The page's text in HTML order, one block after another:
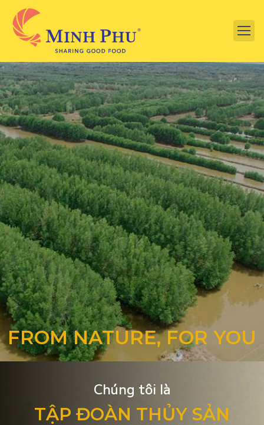
FROM NATURE, FOR YOU
Chúng tôi là
TẬP ĐOÀN THỦY SẢN